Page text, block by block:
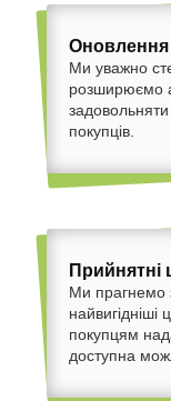
Оновлення
Ми уважно
розширюємо
покупців.
Прийнятні
Ми прагнемо
найвигідніші
покупцям
доступна